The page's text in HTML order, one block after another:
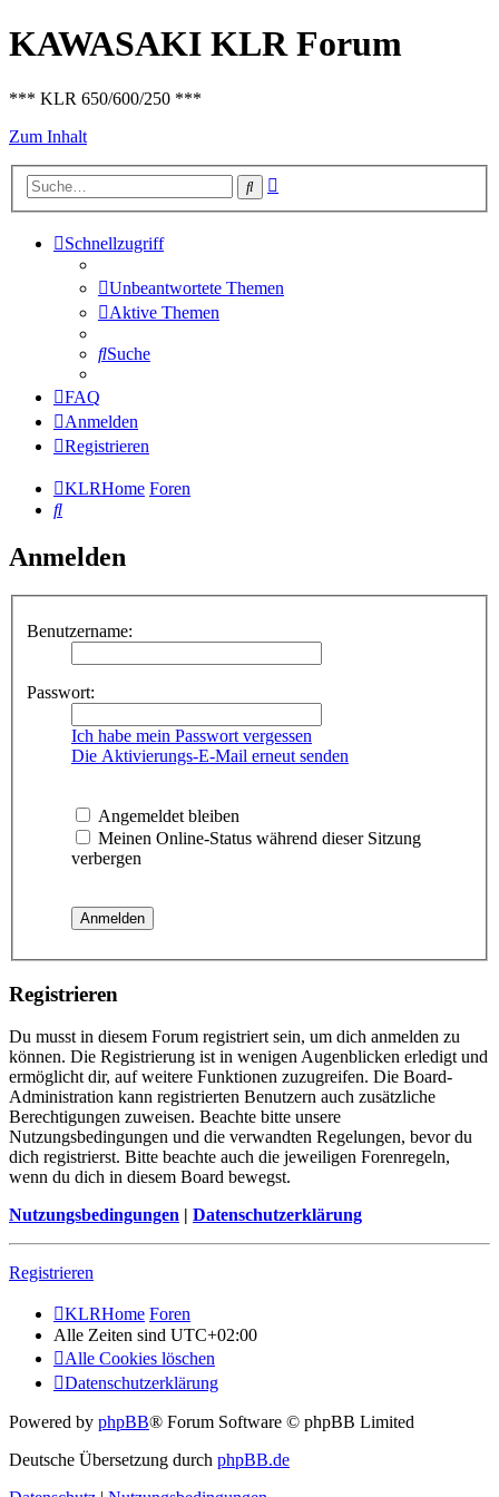
KAWASAKI KLR Forum
*** KLR 650/600/250 ***
Zum Inhalt
Suche
Schnellzugriff
Unbeantwortete Themen
Aktive Themen
Suche
FAQ
Anmelden
Registrieren
KLRHome Foren
Suche
Anmelden
Benutzername:
Passwort:
Ich habe mein Passwort vergessen
Die Aktivierungs-E-Mail erneut senden
Angemeldet bleiben
Meinen Online-Status während dieser Sitzung
verbergen
Registrieren
Du musst in diesem Forum registriert sein, um dich anmelden zu
können. Die Registrierung ist in wenigen Augenblicken erledigt und
ermöglicht dir, auf weitere Funktionen zuzugreifen. Die Board-
Administration kann registrierten Benutzern auch zusätzliche
Berechtigungen zuweisen. Beachte bitte unsere
Nutzungsbedingungen und die verwandten Regelungen, bevor du
dich registrierst. Bitte beachte auch die jeweiligen Forenregeln,
wenn du dich in diesem Board bewegst.
Nutzungsbedingungen | Datenschutzerklärung
Registrieren
KLRHome Foren
Alle Zeiten sind UTC+02:00
Alle Cookies löschen
Datenschutzerklärung
Powered by phpBB® Forum Software © phpBB Limited
Deutsche Übersetzung durch phpBB.de